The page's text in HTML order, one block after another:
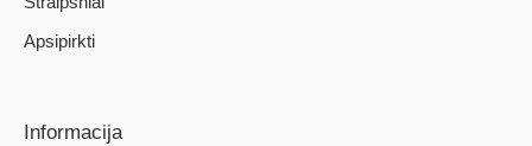
Apsipirkti
Informacija